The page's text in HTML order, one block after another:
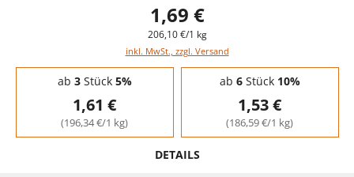
1,69 €
206,10 €/1 kg
inkl. MwSt., zzgl. Versand
Staffelpreise - Mengenrabatt
ab 3Stück 5%
1,61 €
(196,34 €/1 kg)
ab 6Stück 10%
1,53 €
(186,59 €/1 kg)
DETAILS